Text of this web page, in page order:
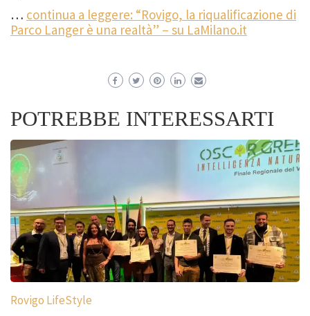
… continua a leggere: “Rovigo, la riqualificazione di
Parco Langer è una realtà” – su LaMilano.it
POTREBBE INTERESSARTI
Rovigo LifeStyle